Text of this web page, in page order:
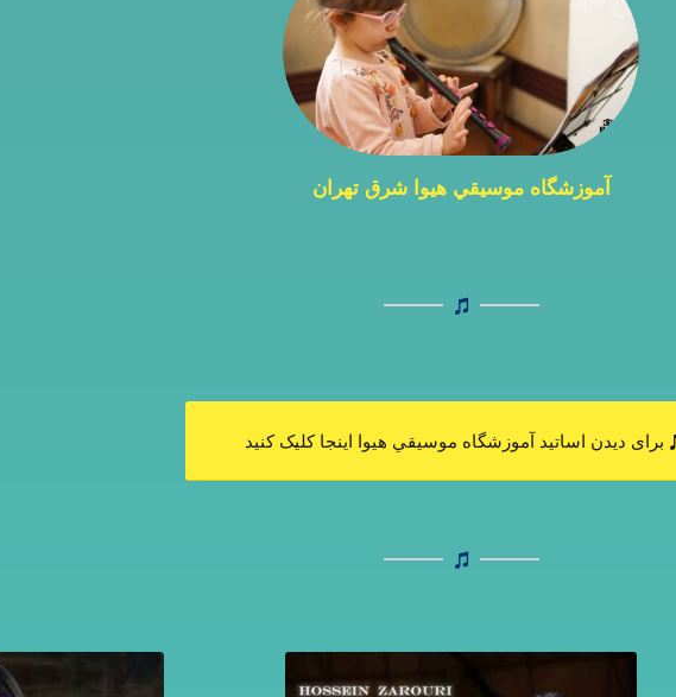
آموزشگاه موسیقي هیوا شرق تهران
برای دیدن اساتید آموزشگاه موسیقي هیوا اینجا کلیک کنید